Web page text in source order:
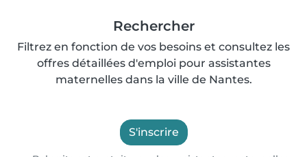
Rechercher
Filtrez en fonction de vos besoins et consultez les
offres détaillées d'emploi pour assistantes
maternelles dans la ville de Nantes.
S'inscrire